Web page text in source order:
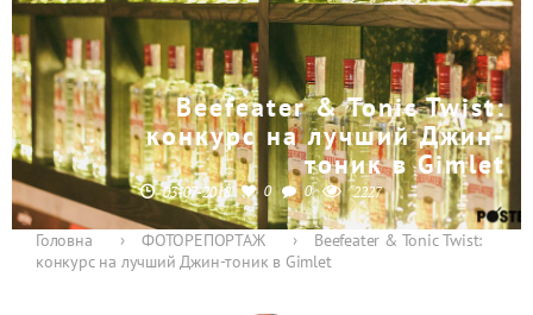
Beefeater & Tonic Twist:
конкурс на лучший Джин-
тоник в Gimlet
03-07-2018 0 0 2227
Головна › ФОТОРЕПОРТАЖ ›
Beefeater & Tonic Twist:
конкурс на лучший Джин-тоник в Gimlet